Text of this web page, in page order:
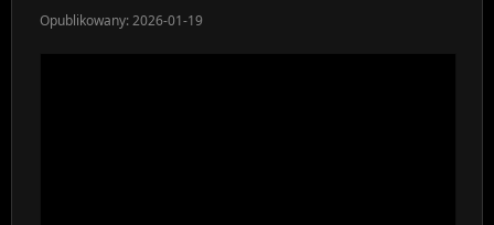
Opublikowany: 2026-01-19